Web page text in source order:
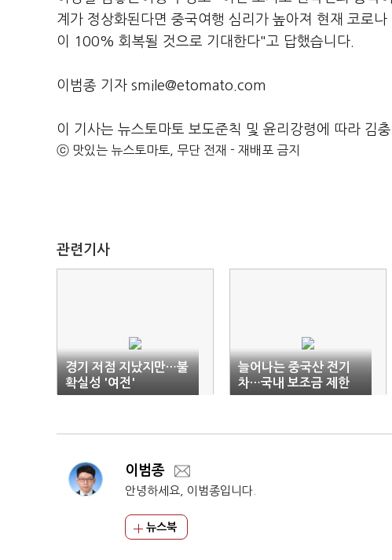
계가 정상화된다면 중국여행 심리가 높아져 현재 코로
이 100% 회복될 것으로 기대한다"고 답했습니다.
이범종 기자 smile@etomato.com
이 기사는 뉴스토마토 보도준칙 및 윤리강령에 따라 김
ⓒ 맛있는 뉴스토마토, 무단 전재 - 재배포 금지
관련기사
경기 저점 지났지만…불
확실성 '여전'
늘어나는 중국산 전기
차…국내 보조금 제한
'솔솔'
이범종
안녕하세요, 이범종입니다.
뉴스북